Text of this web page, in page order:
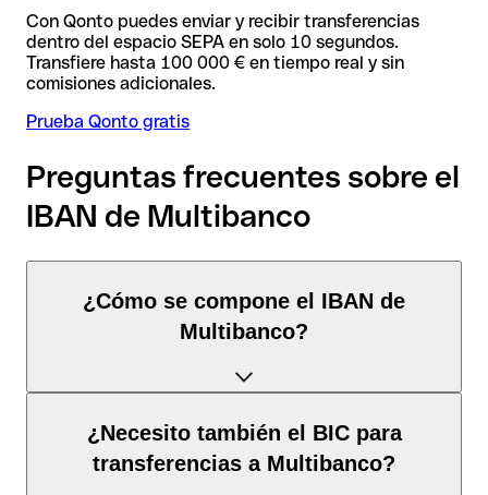
Con Qonto puedes enviar y recibir transferencias
dentro del espacio SEPA en solo 10 segundos.
Transfiere hasta 100 000 € en tiempo real y sin
comisiones adicionales.
Prueba Qonto gratis
Preguntas frecuentes sobre el
IBAN de Multibanco
¿Cómo se compone el IBAN de
Multibanco?
compone detres elementos:
¿Necesito también el BIC para
transferencias a Multibanco?